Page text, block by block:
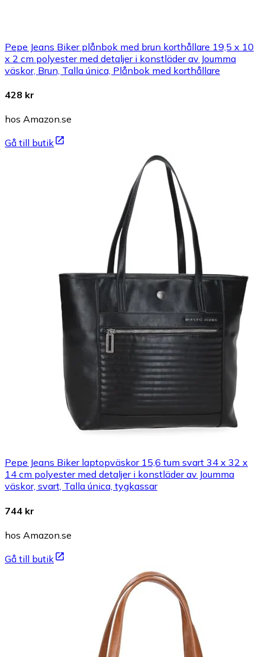
Pepe Jeans Biker plånbok med brun korthållare 19,5 x 10
x 2 cm polyester med detaljer i konstläder av Joumma
väskor, Brun, Talla única, Plånbok med korthållare
428 kr
hos Amazon.se
Gå till butik
Pepe Jeans Biker laptopväskor 15,6 tum svart 34 x 32 x
14 cm polyester med detaljer i konstläder av Joumma
väskor, svart, Talla única, tygkassar
744 kr
hos Amazon.se
Gå till butik